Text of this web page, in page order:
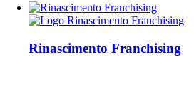
Rinascimento Franchising